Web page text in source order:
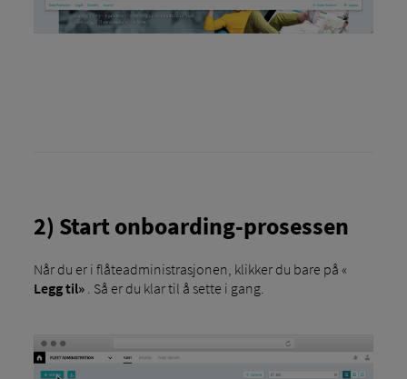
2) Start onboarding-prosessen
Når du er i flåteadministrasjonen, klikker du bare på «
Legg til». Så er du klar til å sette i gang.